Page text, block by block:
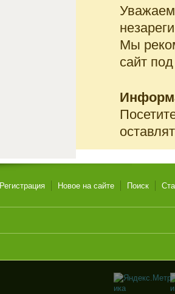
Мы
сайт
Регистрация Новое на сайте Поиск